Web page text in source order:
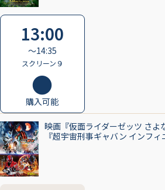
13:00
〜14:35
スクリーン９
購入可能
映画『仮面ライダーゼッツ さよ
『超宇宙刑事ギャバン インフィ